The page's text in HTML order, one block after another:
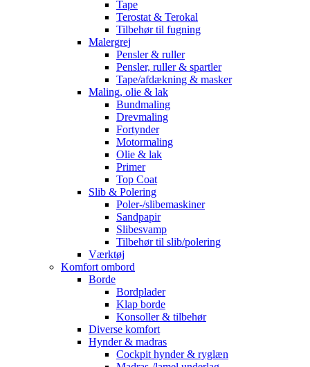
Tape
Terostat & Terokal
Tilbehør til fugning
Malergrej
Pensler & ruller
Pensler, ruller & spartler
Tape/afdækning & masker
Maling, olie & lak
Bundmaling
Drevmaling
Fortynder
Motormaling
Olie & lak
Primer
Top Coat
Slib & Polering
Poler-/slibemaskiner
Sandpapir
Slibesvamp
Tilbehør til slib/polering
Værktøj
Komfort ombord
Borde
Bordplader
Klap borde
Konsoller & tilbehør
Diverse komfort
Hynder & madras
Cockpit hynder & ryglæn